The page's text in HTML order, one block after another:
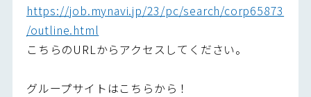
https://job.mynavi.jp/23/pc/search/corp65873
/outline.html
こちらのURLからアクセスしてください。
グループサイトはこちらから！